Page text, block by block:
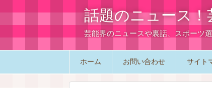
話題のニュース
芸能界のニュースや裏話、スポーツ
ホーム お問い合わせ サイト